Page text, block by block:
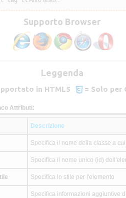
Supporto Browser
Leggenda
in HTML5
= Solo per
Attributi:
Descrizione
Specifica il nome della classe a
Specifica il nome unico (id)
Specifica lo stile per l'elemento
Specifica informazioni aggiuntive